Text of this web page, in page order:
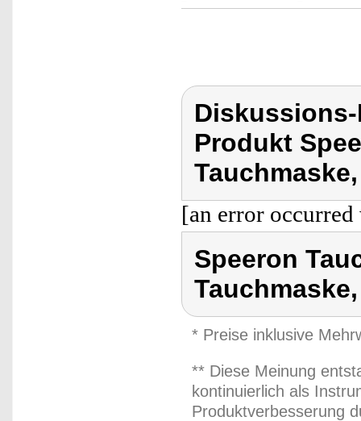
Produkt
[an error
Speeron
* Preise inklusive
** Diese Meinung
kontinuierlich als
Produktverbesserung